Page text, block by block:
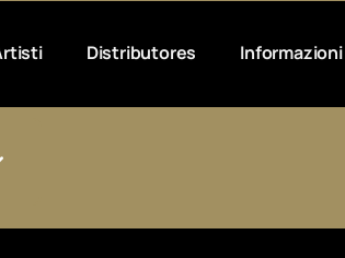
Distributores Informazioni